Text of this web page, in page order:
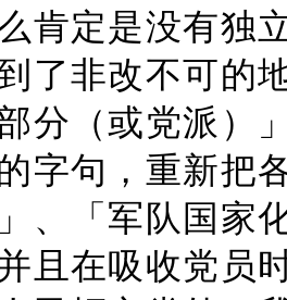
肯定是没有独
了非改不可的
分（或党派）
字句，重新把
、「军队国家
且在吸收党员